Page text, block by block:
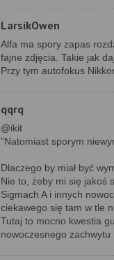
LarsikOwen
Alfa ma spory zapas
fajne zdjęcia. Takie jak
Przy tym autofokus
qqrq
@ikit
"Natomiast sporym
Dlaczego by miał być
Nie to, żeby mi się jakoś
Sigmach A i innych
ciekawego się tam w tle
Tutaj to mocno kwestia
nowoczesnego